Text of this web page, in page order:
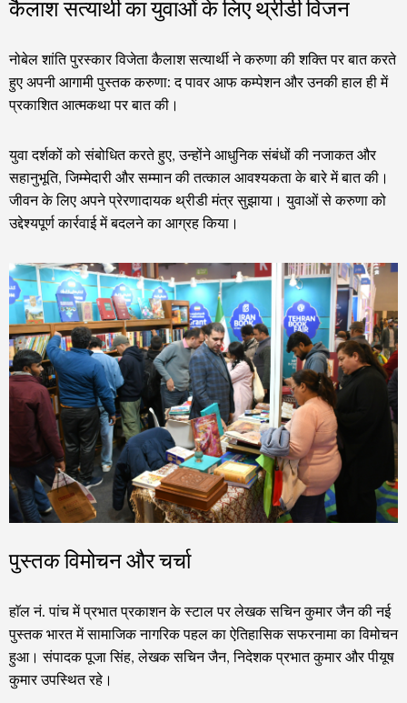
कैलाश सत्यार्थी का युवाओं के लिए थ्रीडी विजन
नोबेल शांति पुरस्कार विजेता कैलाश सत्यार्थी ने करुणा की शक्ति पर बात करते
हुए अपनी आगामी पुस्तक करुणा: द पावर आफ कम्पेशन और उनकी हाल ही में
प्रकाशित आत्मकथा पर बात की।
युवा दर्शकों को संबोधित करते हुए, उन्होंने आधुनिक संबंधों की नजाकत और
सहानुभूति, जिम्मेदारी और सम्मान की तत्काल आवश्यकता के बारे में बात की।
जीवन के लिए अपने प्रेरणादायक थ्रीडी मंत्र सुझाया। युवाओं से करुणा को
उद्देश्यपूर्ण कार्रवाई में बदलने का आग्रह किया।
पुस्तक विमोचन और चर्चा
हाॅल नं. पांच में प्रभात प्रकाशन के स्टाल पर लेखक सचिन कुमार जैन की नई
पुस्तक भारत में सामाजिक नागरिक पहल का ऐतिहासिक सफरनामा का विमोचन
हुआ। संपादक पूजा सिंह, लेखक सचिन जैन, निदेशक प्रभात कुमार और पीयूष
कुमार उपस्थित रहे।